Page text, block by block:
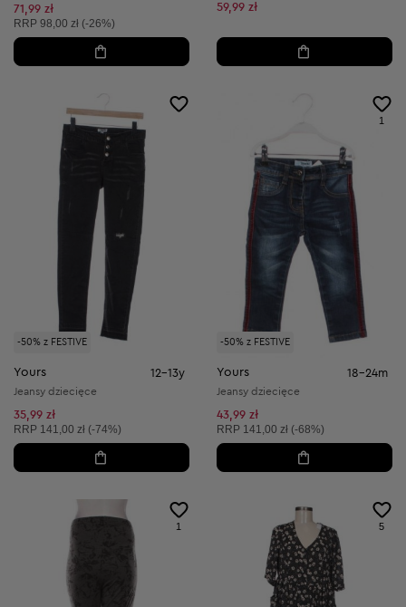
71,99 zł
Cena sugerowana:
RRP 98,00 zł (-26%)
59,99 zł
-50% z FESTIVE
Yours 12-13y
Jeansy dziecięce
35,99 zł
Cena sugerowana:
RRP 141,00 zł (-74%)
-50% z FESTIVE
1
Yours 18-24m
Jeansy dziecięce
43,99 zł
Cena sugerowana:
RRP 141,00 zł (-68%)
1 5